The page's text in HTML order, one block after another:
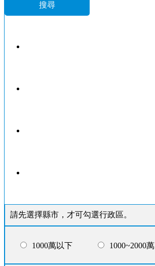
搜尋
請先選擇縣市，才可勾選行政區。
1000萬以下 1000~2000萬